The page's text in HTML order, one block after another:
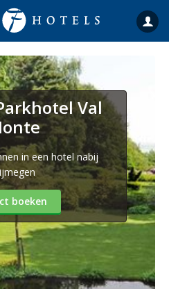
Val
in een hotel nabij
boeken